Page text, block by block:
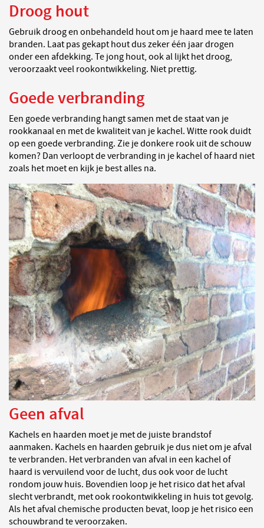
Droog hout
Gebruik droog en onbehandeld hout om je haard mee te laten
branden. Laat pas gekapt hout dus zeker één jaar drogen
onder een afdekking. Te jong hout, ook al lijkt het droog,
veroorzaakt veel rookontwikkeling. Niet prettig.
Goede verbranding
Een goede verbranding hangt samen met de staat van je
rookkanaal en met de kwaliteit van je kachel. Witte rook duidt
op een goede verbranding. Zie je donkere rook uit de schouw
komen? Dan verloopt de verbranding in je kachel of haard niet
zoals het moet en kijk je best alles na.
Geen afval
Kachels en haarden moet je met de juiste brandstof
aanmaken. Kachels en haarden gebruik je dus niet om je afval
te verbranden. Het verbranden van afval in een kachel of
haard is vervuilend voor de lucht, dus ook voor de lucht
rondom jouw huis. Bovendien loop je het risico dat het afval
slecht verbrandt, met ook rookontwikkeling in huis tot gevolg.
Als het afval chemische producten bevat, loop je het risico een
schouwbrand te veroorzaken.